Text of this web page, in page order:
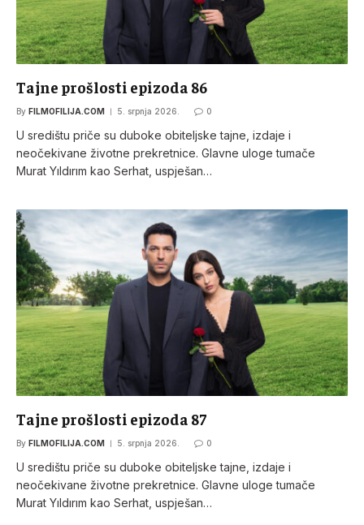
Tajne prošlosti epizoda 86
By FILMOFILIJA.COM 5. srpnja 2026. 0
U središtu priče su duboke obiteljske tajne, izdaje i
neočekivane životne prekretnice. Glavne uloge tumače
Murat Yıldırım kao Serhat, uspješan…
Tajne prošlosti epizoda 87
By FILMOFILIJA.COM 5. srpnja 2026. 0
U središtu priče su duboke obiteljske tajne, izdaje i
neočekivane životne prekretnice. Glavne uloge tumače
Murat Yıldırım kao Serhat, uspješan…